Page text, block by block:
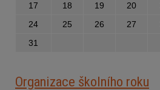
17
18 19 20
24
25 26 27
31
Organizace školního roku